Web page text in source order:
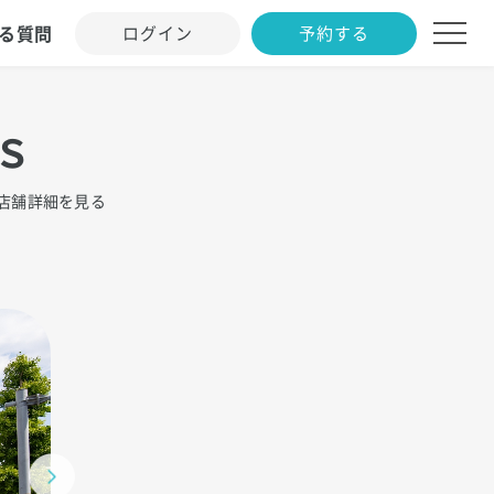
質問 ログイン 予約する
舗詳細を見る